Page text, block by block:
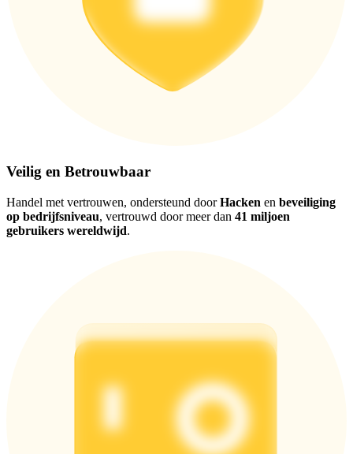
Nederlands
Veilig en Betrouwbaar
Handel met vertrouwen, ondersteund doorHacken en beveiliging
op bedrijfsniveau, vertrouwd door meer dan 41 miljoen
gebruikers wereldwijd.